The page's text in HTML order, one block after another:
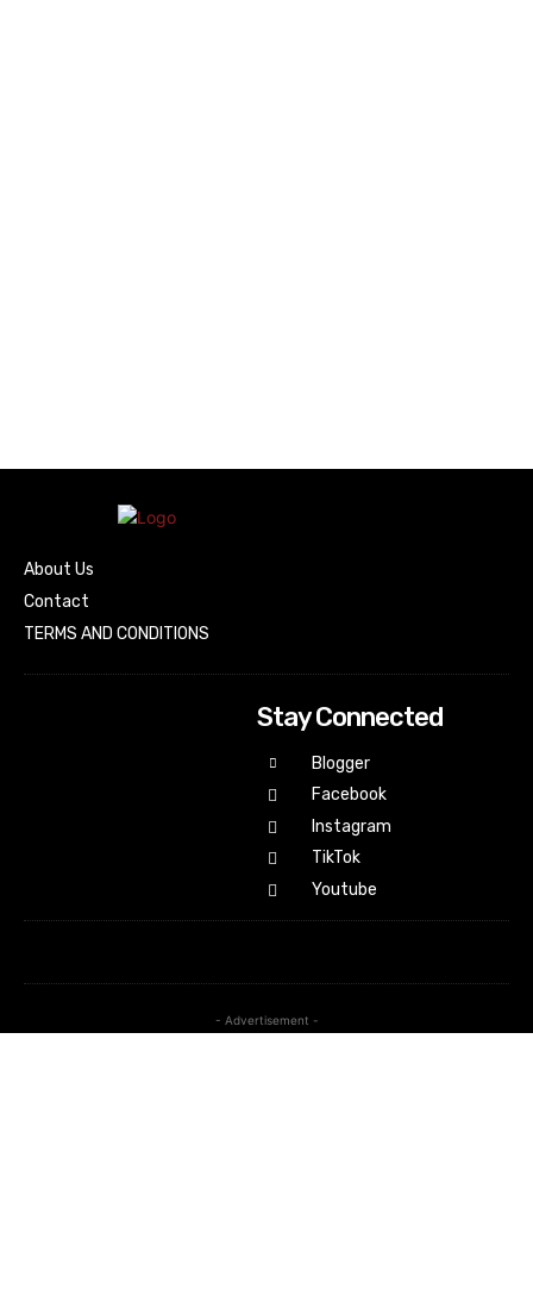
About Us
Contact
TERMS AND CONDITIONS
Stay Connected
Blogger
Facebook
Instagram
TikTok
Youtube
- Advertisement -